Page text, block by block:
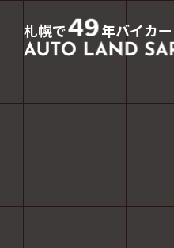
札幌で49年バイカ